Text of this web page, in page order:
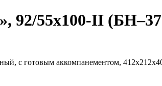
92/55х100-II
с готовым аккомпанементом,